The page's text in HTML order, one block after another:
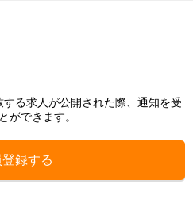
る求人が公開された際、通知を受
ができます。
録する